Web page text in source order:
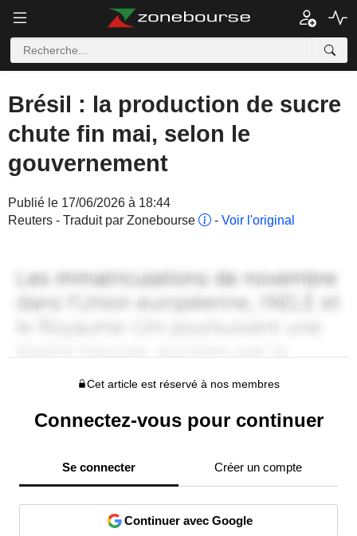
Brésil : la production de sucre
chute fin mai, selon le
gouvernement
Publié le 17/06/2026 à 18:44
Reuters - Traduit par Zonebourse
- Voir l'original
Cet article est réservé à nos membres
Connectez-vous pour continuer
Se connecter Créer un compte
Continuer avec Google